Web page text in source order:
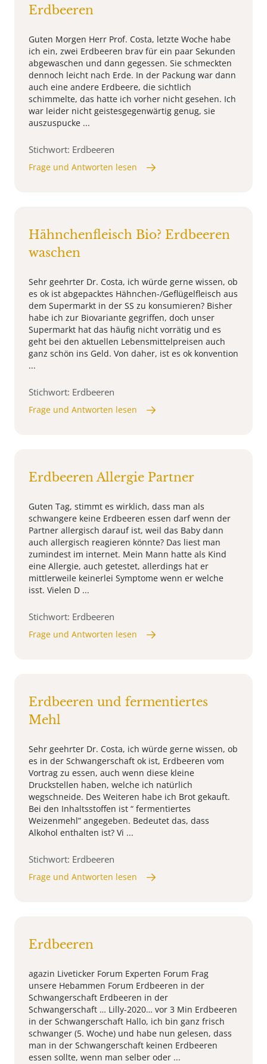
Erdbeeren
Guten Morgen Herr Prof. Costa, letzte Woche habe
ich ein, zwei Erdbeeren brav für ein paar Sekunden
abgewaschen und dann gegessen. Sie schmeckten
dennoch leicht nach Erde. In der Packung war dann
auch eine andere Erdbeere, die sichtlich
schimmelte, das hatte ich vorher nicht gesehen. Ich
war leider nicht geistesgegenwärtig genug, sie
auszuspucke ...
Stichwort: Erdbeeren
Frage und Antworten lesen
Hähnchenfleisch Bio? Erdbeeren
waschen
Sehr geehrter Dr. Costa, ich würde gerne wissen, ob
es ok ist abgepacktes Hähnchen-/Geflügelfleisch aus
dem Supermarkt in der SS zu konsumieren? Bisher
habe ich zur Biovariante gegriffen, doch unser
Supermarkt hat das häufig nicht vorrätig und es
geht bei den aktuellen Lebensmittelpreisen auch
ganz schön ins Geld. Von daher, ist es ok konvention
...
Stichwort: Erdbeeren
Frage und Antworten lesen
Erdbeeren Allergie Partner
Guten Tag, stimmt es wirklich, dass man als
schwangere keine Erdbeeren essen darf wenn der
Partner allergisch darauf ist, weil das Baby dann
auch allergisch reagieren könnte? Das liest man
zumindest im internet. Mein Mann hatte als Kind
eine Allergie, auch getestet, allerdings hat er
mittlerweile keinerlei Symptome wenn er welche
isst. Vielen D ...
Stichwort: Erdbeeren
Frage und Antworten lesen
Erdbeeren und fermentiertes
Mehl
Sehr geehrter Dr. Costa, ich würde gerne wissen, ob
es in der Schwangerschaft ok ist, Erdbeeren vom
Vortrag zu essen, auch wenn diese kleine
Druckstellen haben, welche ich natürlich
wegschneide. Des Weiteren habe ich Brot gekauft.
Bei den Inhaltsstoffen ist “ fermentiertes
Weizenmehl” angegeben. Bedeutet das, dass
Alkohol enthalten ist? Vi ...
Stichwort: Erdbeeren
Frage und Antworten lesen
Erdbeeren
agazin Liveticker Forum Experten Forum Frag
unsere Hebammen Forum Erdbeeren in der
Schwangerschaft Erdbeeren in der
Schwangerschaft … Lilly-2020… vor 3 Min Erdbeeren
in der Schwangerschaft Hallo, ich bin ganz frisch
schwanger (5. Woche) und habe nun gelesen, dass
man in der Schwangerschaft keinen Erdbeeren
essen sollte, wenn man selber oder ...